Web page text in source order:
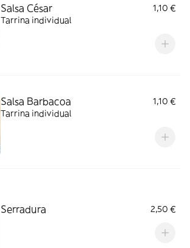
Salsa César
1,10 €
Tarrina individual
Salsa Barbacoa
1,10 €
Tarrina individual
Serradura 2,50 €